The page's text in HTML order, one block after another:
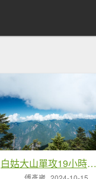
白姑大山單攻19小時奮戰